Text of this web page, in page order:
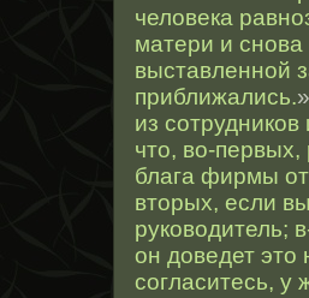
человека
матери и снова
выставленной
приближались.
из
что, во-первых,
блага фирмы от
вторых, если
руководитель;
он доведет это
согласитесь,